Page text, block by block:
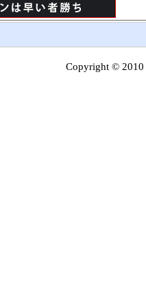
Copyright © 2010